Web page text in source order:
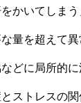
かいてしま
量を超えて
どに局所的
ストレスの